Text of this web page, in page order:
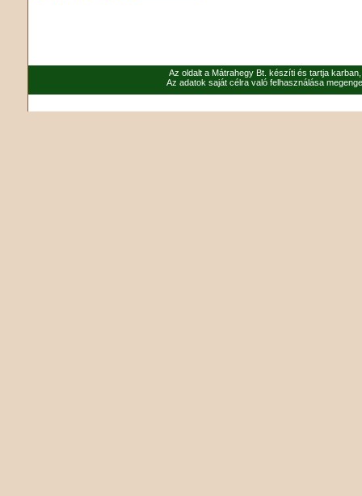
Az oldalt a Mátrahegy Bt. készíti és tartja
Az adatok saját célra való felhasználása